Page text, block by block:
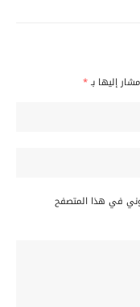
إليها بـ*
في هذا المتصفح